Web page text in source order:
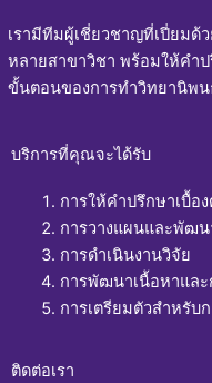
เรามีทีมผู้เชี่ยวชาญที่เปี่ยมด้
หลายสาขาวิชา พร้อมให้คำ
ขั้นตอนของการทำวิทยานิพน
บริการที่คุณจะได้รับ
การให้คำปรึกษาเบื้อ
การวางแผนและพัฒน
การดำเนินงานวิจัย
การพัฒนาเนื้อหาแล
การเตรียมตัวสำหรับ
ติดต่อเรา